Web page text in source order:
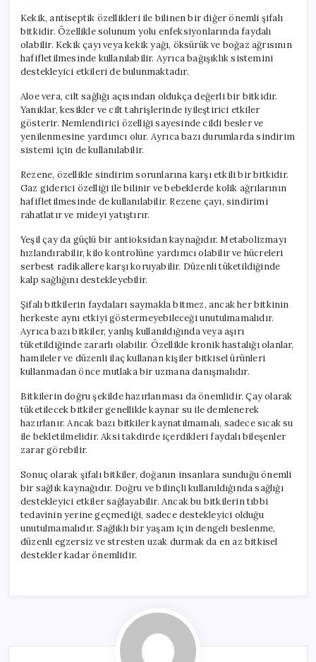
Kekik, antiseptik özellikleri ile bilinen bir diğer önemli şifalı
bitkidir. Özellikle solunum yolu enfeksiyonlarında faydalı
olabilir. Kekik çayı veya kekik yağı, öksürük ve boğaz ağrısının
hafifletilmesinde kullanılabilir. Ayrıca bağışıklık sistemini
destekleyici etkileri de bulunmaktadır.
Aloe vera, cilt sağlığı açısından oldukça değerli bir bitkidir.
Yanıklar, kesikler ve cilt tahrişlerinde iyileştirici etkiler
gösterir. Nemlendirici özelliği sayesinde cildi besler ve
yenilenmesine yardımcı olur. Ayrıca bazı durumlarda sindirim
sistemi için de kullanılabilir.
Rezene, özellikle sindirim sorunlarına karşı etkili bir bitkidir.
Gaz giderici özelliği ile bilinir ve bebeklerde kolik ağrılarının
hafifletilmesinde de kullanılabilir. Rezene çayı, sindirimi
rahatlatır ve mideyi yatıştırır.
Yeşil çay da güçlü bir antioksidan kaynağıdır. Metabolizmayı
hızlandırabilir, kilo kontrolüne yardımcı olabilir ve hücreleri
serbest radikallere karşı koruyabilir. Düzenli tüketildiğinde
kalp sağlığını destekleyebilir.
Şifalı bitkilerin faydaları saymakla bitmez, ancak her bitkinin
herkeste aynı etkiyi göstermeyebileceği unutulmamalıdır.
Ayrıca bazı bitkiler, yanlış kullanıldığında veya aşırı
tüketildiğinde zararlı olabilir. Özellikle kronik hastalığı olanlar,
hamileler ve düzenli ilaç kullanan kişiler bitkisel ürünleri
kullanmadan önce mutlaka bir uzmana danışmalıdır.
Bitkilerin doğru şekilde hazırlanması da önemlidir. Çay olarak
tüketilecek bitkiler genellikle kaynar su ile demlenerek
hazırlanır. Ancak bazı bitkiler kaynatılmamalı, sadece sıcak su
ile bekletilmelidir. Aksi takdirde içerdikleri faydalı bileşenler
zarar görebilir.
Sonuç olarak şifalı bitkiler, doğanın insanlara sunduğu önemli
bir sağlık kaynağıdır. Doğru ve bilinçli kullanıldığında sağlığı
destekleyici etkiler sağlayabilir. Ancak bu bitkilerin tıbbi
tedavinin yerine geçmediği, sadece destekleyici olduğu
unutulmamalıdır. Sağlıklı bir yaşam için dengeli beslenme,
düzenli egzersiz ve stresten uzak durmak da en az bitkisel
destekler kadar önemlidir.